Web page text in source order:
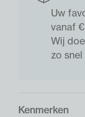
Uw
vanaf
Wij
zo
Kenmerken